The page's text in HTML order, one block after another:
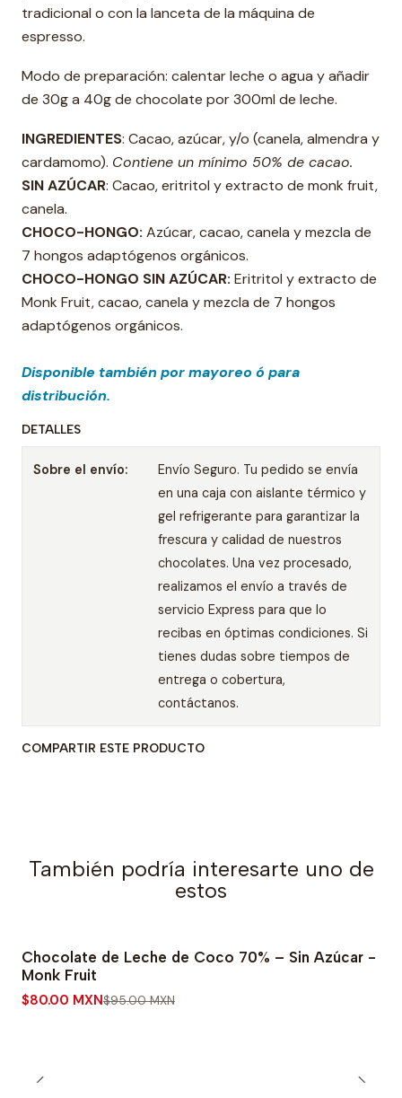
tradicional o con la lanceta de la máquina de
espresso.
Modo de preparación: calentar leche o agua y añadir
de 30g a 40g de chocolate por 300ml de leche.
INGREDIENTES: Cacao, azúcar, y/o (canela, almendra y
cardamomo). Contiene un mínimo 50% de cacao.
SIN AZÚCAR: Cacao, eritritol y extracto de monk fruit,
canela.
CHOCO-HONGO: Azúcar, cacao, canela y mezcla de
7 hongos adaptógenos orgánicos.
CHOCO-HONGO SIN AZÚCAR: Eritritol y extracto de
Monk Fruit, cacao, canela y mezcla de 7 hongos
adaptógenos orgánicos.
Disponible también por mayoreo ó para
distribución.
DETALLES
Sobre el envío:
Envío Seguro. Tu pedido se envía
en una caja con aislante térmico y
gel refrigerante para garantizar la
frescura y calidad de nuestros
chocolates. Una vez procesado,
realizamos el envío a través de
servicio Express para que lo
recibas en óptimas condiciones. Si
tienes dudas sobre tiempos de
entrega o cobertura,
contáctanos.
COMPARTIR ESTE PRODUCTO
También podría interesarte uno de
estos
-16% OFF
Chocolate de Leche de Coco 70% – Sin Azúcar -
Monk Fruit
$80.00 MXN$95.00 MXN